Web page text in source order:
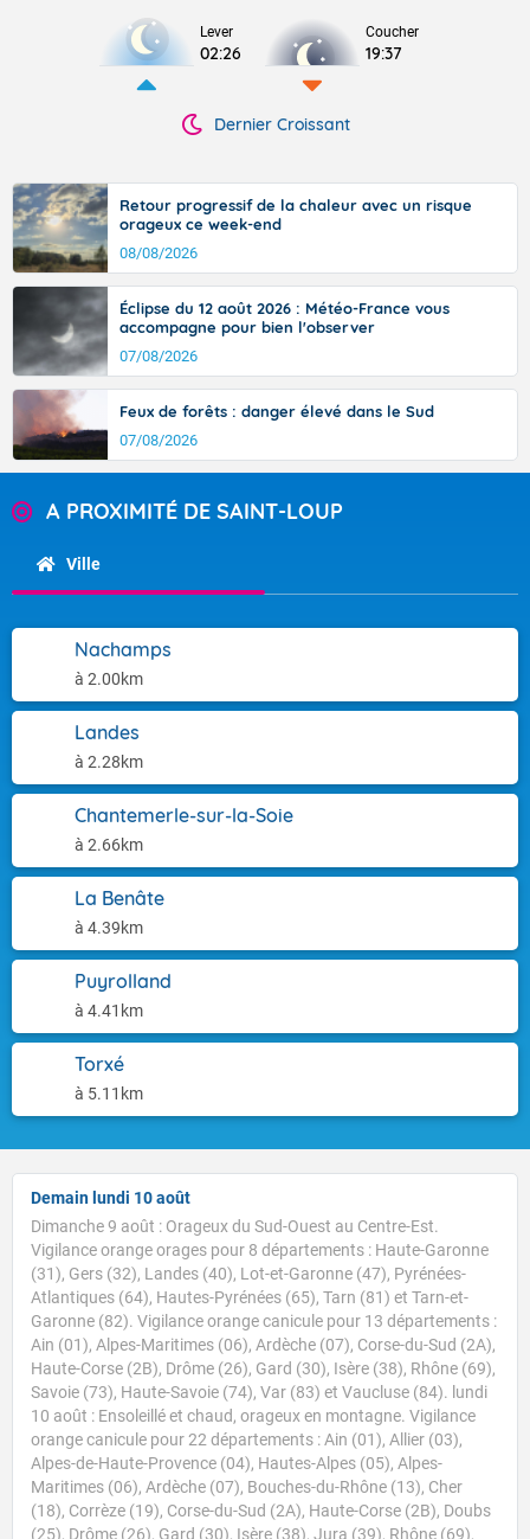
Lever
02:26
Coucher
19:37
Dernier Croissant
Retour progressif de la chaleur avec un risque
orageux ce week-end
08/08/2026
Éclipse du 12 août 2026 : Météo-France vous
accompagne pour bien l'observer
07/08/2026
Feux de forêts : danger élevé dans le Sud
07/08/2026
A PROXIMITÉ DE SAINT-LOUP
Ville
Nachamps
à 2.00km
Landes
à 2.28km
Chantemerle-sur-la-Soie
à 2.66km
La Benâte
à 4.39km
Puyrolland
à 4.41km
Torxé
à 5.11km
Demain lundi 10 août
Dimanche 9 août : Orageux du Sud-Ouest au Centre-Est.
Vigilance orange orages pour 8 départements : Haute-Garonne
(31), Gers (32), Landes (40), Lot-et-Garonne (47), Pyrénées-
Atlantiques (64), Hautes-Pyrénées (65), Tarn (81) et Tarn-et-
Garonne (82). Vigilance orange canicule pour 13 départements :
Ain (01), Alpes-Maritimes (06), Ardèche (07), Corse-du-Sud (2A),
Haute-Corse (2B), Drôme (26), Gard (30), Isère (38), Rhône (69),
Savoie (73), Haute-Savoie (74), Var (83) et Vaucluse (84). lundi
10 août : Ensoleillé et chaud, orageux en montagne. Vigilance
orange canicule pour 22 départements : Ain (01), Allier (03),
Alpes-de-Haute-Provence (04), Hautes-Alpes (05), Alpes-
Maritimes (06), Ardèche (07), Bouches-du-Rhône (13), Cher
(18), Corrèze (19), Corse-du-Sud (2A), Haute-Corse (2B), Doubs
(25), Drôme (26), Gard (30), Isère (38), Jura (39), Rhône (69),